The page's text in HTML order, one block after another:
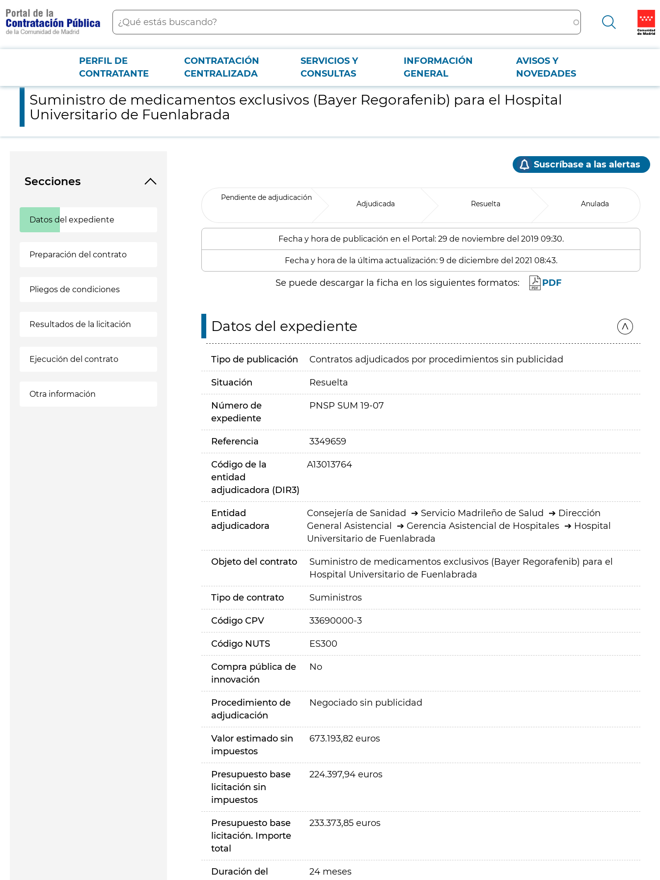
contenido
principal
Buscar
Menú PCON
PERFIL DE
CONTRATANTE
CONTRATACIÓN
CENTRALIZADA
SERVICIOS Y
CONSULTAS
INFORMACIÓN
GENERAL
AVISOS Y
NOVEDADES
Suministro de medicamentos exclusivos (Bayer Regorafenib) para el Hospital Universitario de Fuenlabrada
Suministro de medicamentos exclusivos (Bayer Regorafenib) para el Hospital
Universitario de Fuenlabrada
Secciones
Datos del expediente
Preparación del contrato
Pliegos de condiciones
Resultados de la licitación
Ejecución del contrato
Otra información
Suscríbase a las alertas
Pendiente de adjudicación
Adjudicada Resuelta Anulada
Fecha y hora de publicación en el Portal: 29 de noviembre del 2019 09:30.
Fecha y hora de la última actualización: 9 de diciembre del 2021 08:43.
Se puede descargar la ficha en los siguientes formatos: PDF
Datos del expediente
Tipo de publicación Contratos adjudicados por procedimientos sin publicidad
Situación Resuelta
Número de
expediente
PNSP SUM 19-07
Referencia 3349659
Código de la
entidad
adjudicadora (DIR3)
A13013764
Entidad
adjudicadora
Consejería de Sanidad Servicio Madrileño de Salud
Dirección
General Asistencial
Gerencia Asistencial de Hospitales
Hospital
Universitario de Fuenlabrada
Objeto del contrato
Suministro de medicamentos exclusivos (Bayer Regorafenib) para el
Hospital Universitario de Fuenlabrada
Tipo de contrato Suministros
Código CPV 33690000-3
Código NUTS ES300
Compra pública de
innovación
No
Procedimiento de
adjudicación
Negociado sin publicidad
Valor estimado sin
impuestos
673.193,82 euros
Presupuesto base
licitación sin
impuestos
224.397,94 euros
Presupuesto base
licitación. Importe
total
233.373,85 euros
Duración del
24 meses